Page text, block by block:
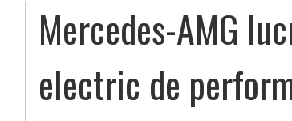
Mercedes-AMG
electric de